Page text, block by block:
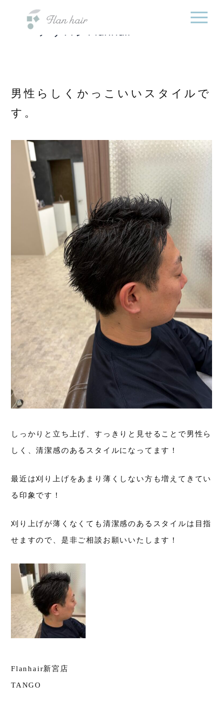
院・半個室オーガニック
ヘアサロンFlanhair
男性らしくかっこいいスタイルで
す。
しっかりと立ち上げ、すっきりと見せることで男性ら
しく、清潔感のあるスタイルになってます！
最近は刈り上げをあまり薄くしない方も増えてきてい
る印象です！
刈り上げが薄くなくても清潔感のあるスタイルは目指
せますので、是非ご相談お願いいたします！
Flanhair新宮店
TANGO